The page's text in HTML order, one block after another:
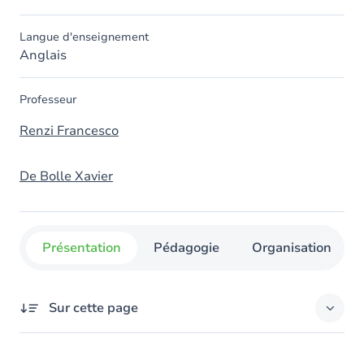
Langue d'enseignement
Anglais
Professeur
Renzi Francesco
De Bolle Xavier
Présentation Pédagogie Organisation
Sur cette page